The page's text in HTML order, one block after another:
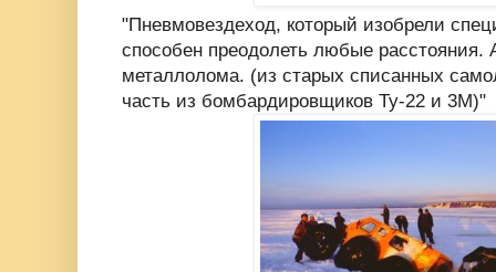
"Пневмовездеход, который изобрели
способен преодолеть любые расстояния.
металлолома. (из старых списанных
часть из бомбардировщиков Ту-22 и 3М)"